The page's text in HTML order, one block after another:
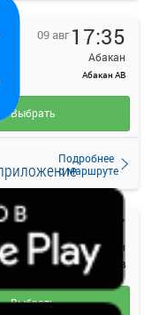
09 авг 17:35
Абакан
Абакан АВ
Подробнее
о маршруте
Выбрать
20:07
Абакан
Абакан АВ
Выбрать